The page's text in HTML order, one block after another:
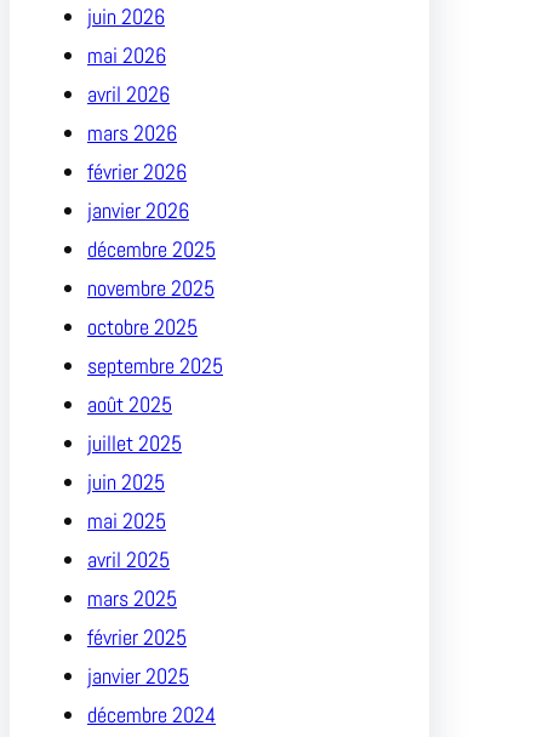
juin 2026
mai 2026
avril 2026
mars 2026
février 2026
janvier 2026
décembre 2025
novembre 2025
octobre 2025
septembre 2025
août 2025
juillet 2025
juin 2025
mai 2025
avril 2025
mars 2025
février 2025
janvier 2025
décembre 2024